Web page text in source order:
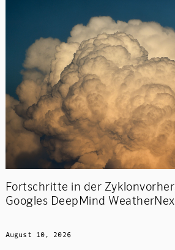
Fortschritte in der
Googles DeepMind
August 10, 2026